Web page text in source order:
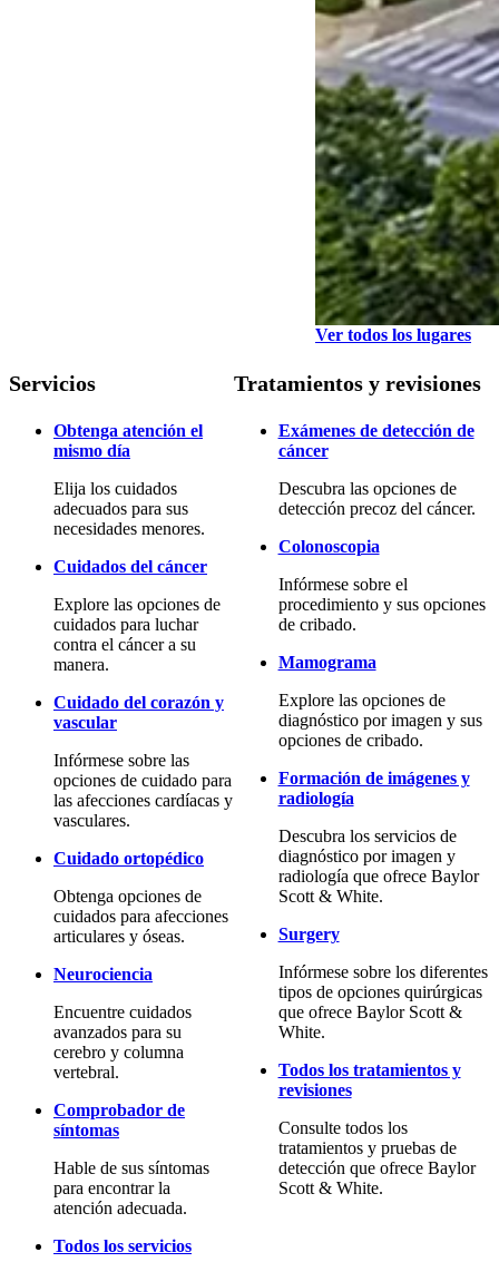
Ver todos los lugares
Servicios
Obtenga atención el
mismo día
Elija los cuidados
adecuados para sus
necesidades menores.
Cuidados del cáncer
Explore las opciones de
cuidados para luchar
contra el cáncer a su
manera.
Cuidado del corazón y
vascular
Infórmese sobre las
opciones de cuidado para
las afecciones cardíacas y
vasculares.
Cuidado ortopédico
Obtenga opciones de
cuidados para afecciones
articulares y óseas.
Neurociencia
Encuentre cuidados
avanzados para su
cerebro y columna
vertebral.
Comprobador de
síntomas
Hable de sus síntomas
para encontrar la
atención adecuada.
Todos los servicios
Tratamientos y revisiones
Exámenes de detección de
cáncer
Descubra las opciones de
detección precoz del cáncer.
Colonoscopia
Infórmese sobre el
procedimiento y sus opciones
de cribado.
Mamograma
Explore las opciones de
diagnóstico por imagen y sus
opciones de cribado.
Formación de imágenes y
radiología
Descubra los servicios de
diagnóstico por imagen y
radiología que ofrece Baylor
Scott & White.
Surgery
Infórmese sobre los diferentes
tipos de opciones quirúrgicas
que ofrece Baylor Scott &
White.
Todos los tratamientos y
revisiones
Consulte todos los
tratamientos y pruebas de
detección que ofrece Baylor
Scott & White.